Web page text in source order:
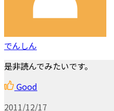
でんしん
是非読んでみたいです。
Good
2011/12/17